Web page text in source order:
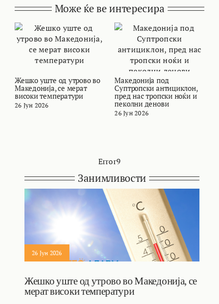
Може ќе ве интересира
Жешко уште од утрово во
Македонија, се мерат
високи температури
26 Јун 2026
Македонија под
Суптропски антициклон,
пред нас тропски ноќи и
пеколни денови
26 Јун 2026
Error9
Занимливости
26 Јун 2026
Жешко уште од утрово во Македонија, се
мерат високи температури